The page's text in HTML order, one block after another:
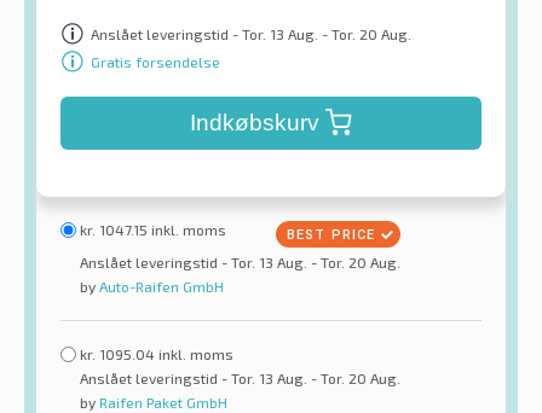
Anslået leveringstid - Tor. 13 Aug. - Tor. 20 Aug.
Gratis forsendelse
Indkøbskurv
kr. 1047.15 inkl. moms
Anslået leveringstid - Tor. 13 Aug. - Tor. 20 Aug.
by Auto-Raifen GmbH
kr. 1095.04 inkl. moms
Anslået leveringstid - Tor. 13 Aug. - Tor. 20 Aug.
by Raifen Paket GmbH